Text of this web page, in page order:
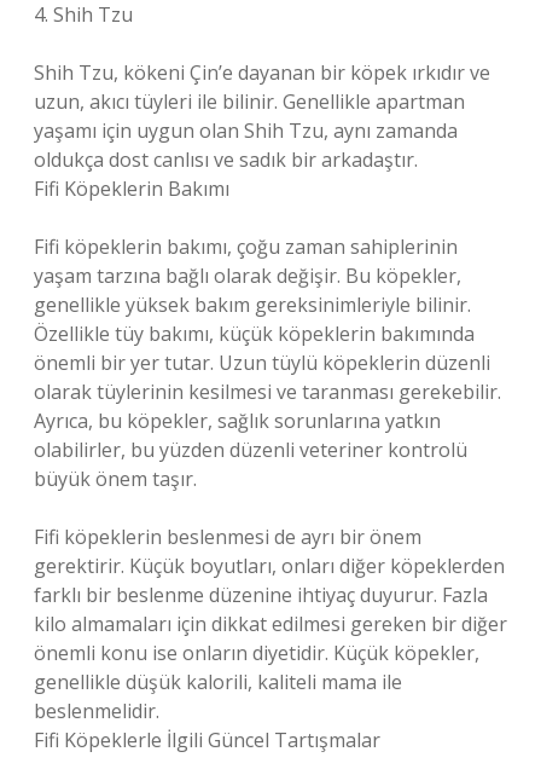
4. Shih Tzu
Shih Tzu, kökeni Çin’e dayanan bir köpek ırkıdır ve
uzun, akıcı tüyleri ile bilinir. Genellikle apartman
yaşamı için uygun olan Shih Tzu, aynı zamanda
oldukça dost canlısı ve sadık bir arkadaştır.
Fifi Köpeklerin Bakımı
Fifi köpeklerin bakımı, çoğu zaman sahiplerinin
yaşam tarzına bağlı olarak değişir. Bu köpekler,
genellikle yüksek bakım gereksinimleriyle bilinir.
Özellikle tüy bakımı, küçük köpeklerin bakımında
önemli bir yer tutar. Uzun tüylü köpeklerin düzenli
olarak tüylerinin kesilmesi ve taranması gerekebilir.
Ayrıca, bu köpekler, sağlık sorunlarına yatkın
olabilirler, bu yüzden düzenli veteriner kontrolü
büyük önem taşır.
Fifi köpeklerin beslenmesi de ayrı bir önem
gerektirir. Küçük boyutları, onları diğer köpeklerden
farklı bir beslenme düzenine ihtiyaç duyurur. Fazla
kilo almamaları için dikkat edilmesi gereken bir diğer
önemli konu ise onların diyetidir. Küçük köpekler,
genellikle düşük kalorili, kaliteli mama ile
beslenmelidir.
Fifi Köpeklerle İlgili Güncel Tartışmalar